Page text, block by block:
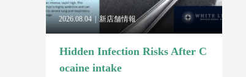
2026.08.04 新店舗情報
Hidden Infection Risks After C
ocaine intake